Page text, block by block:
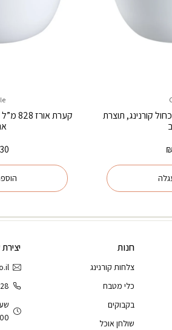
מ”ל פס כחול קורנינג, תוצרת
₪
קערת
חנות
צלחות קורנינג
כלי מטבח
בקבוקים
שולחן אוכל
17:00